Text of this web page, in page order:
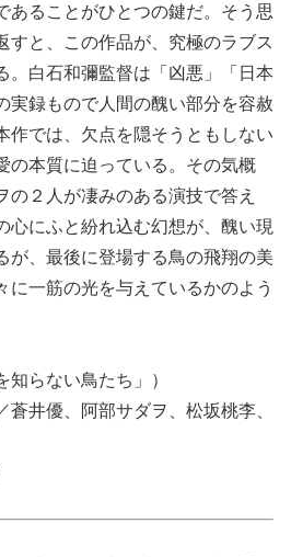
あることがひとつの鍵だ。そう思
すと、この作品が、究極のラブス
。白石和彌監督は「凶悪」「日本
実録もので人間の醜い部分を容赦
作では、欠点を隠そうともしない
の本質に迫っている。その気概
の２人が凄みのある演技で答え
心にふと紛れ込む幻想が、醜い現
が、最後に登場する鳥の飛翔の美
に一筋の光を与えているかのよう
知らない鳥たち」）
蒼井優、阿部サダヲ、松坂桃李、